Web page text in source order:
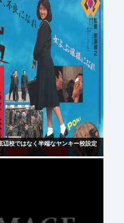
校ではなく半端なヤンキー校設定